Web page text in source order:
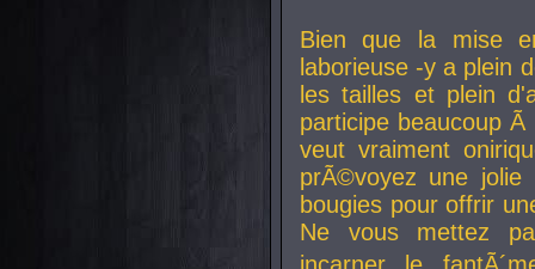
Bien que la mise
laborieuse -y a plein
les tailles et plein
participe beaucoup
veut vraiment
prÃ©voyez une
bougies pour offrir
Ne vous mettez